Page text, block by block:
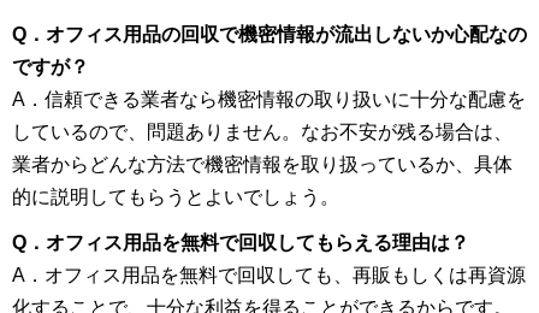
Q．オフィス用品の回収で機密情報が流出しないか心配なの
ですが？
A．信頼できる業者なら機密情報の取り扱いに十分な配慮を
しているので、問題ありません。なお不安が残る場合は、
業者からどんな方法で機密情報を取り扱っているか、具体
的に説明してもらうとよいでしょう。
Q．オフィス用品を無料で回収してもらえる理由は？
A．オフィス用品を無料で回収しても、再販もしくは再資源
化することで、十分な利益を得ることができるからです。